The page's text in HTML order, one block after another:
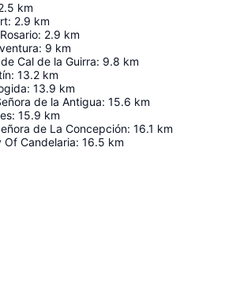
km
: 2.9 km
: 2.9 km
: 9 km
Cal de la Guirra: 9.8 km
: 13.2 km
: 13.9 km
de la Antigua: 15.6 km
: 15.9 km
de La Concepción: 16.1 km
Of Candelaria: 16.5 km